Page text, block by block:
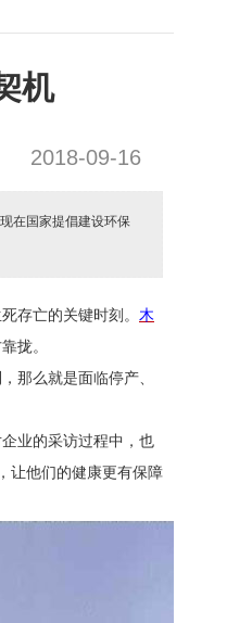
机
2018-09-16
在国家提倡建设环保
存亡的关键时刻。 木
拢。
那么就是面临停产、
业的采访过程中，也
让他们的健康更有保障